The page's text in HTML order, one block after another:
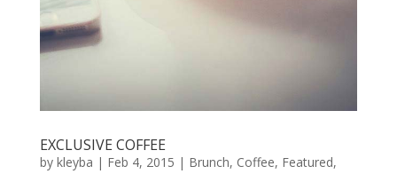
EXCLUSIVE COFFEE
by kleyba | Feb 4, 2015 | Brunch, Coffee, Featured,